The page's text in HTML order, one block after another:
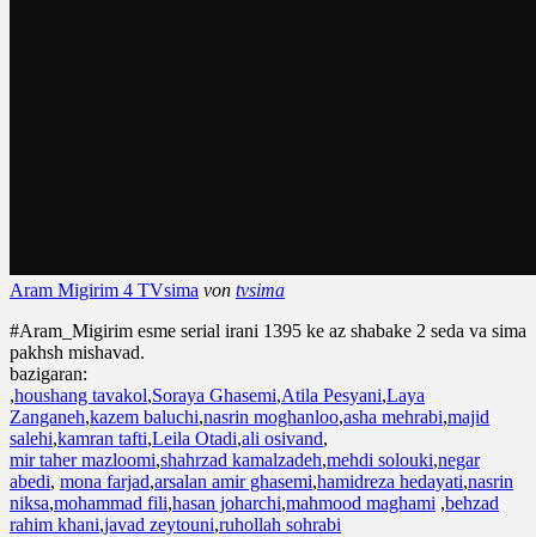
Aram Migirim 4 TVsima von tvsima
#Aram_Migirim esme serial irani 1395 ke az shabake 2 seda va sima
pakhsh mishavad.
bazigaran:
,houshang tavakol,Soraya Ghasemi,Atila Pesyani,Laya
Zanganeh,kazem baluchi,nasrin moghanloo,asha mehrabi,majid
salehi,kamran tafti,Leila Otadi,ali osivand,
mir taher mazloomi,shahrzad kamalzadeh,mehdi solouki,negar
abedi, mona farjad,arsalan amir ghasemi,hamidreza hedayati,nasrin
niksa,mohammad fili,hasan joharchi,mahmood maghami ,behzad
rahim khani,javad zeytouni,ruhollah sohrabi